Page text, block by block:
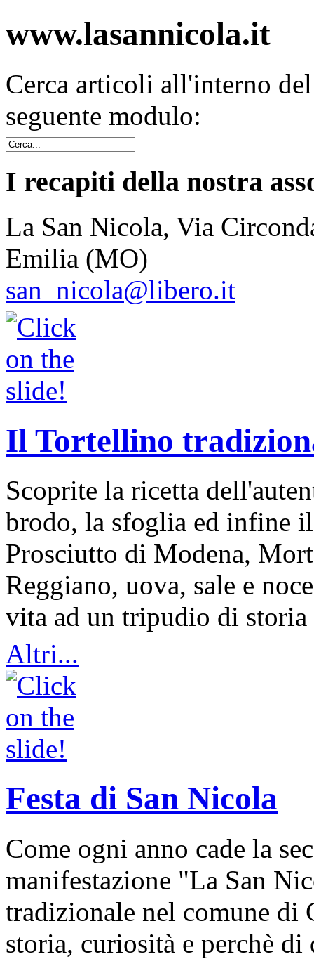
www.lasannicola.it
Cerca articoli all'interno
seguente modulo:
I recapiti della nostra
La San Nicola, Via
Emilia (MO)
san_nicola@libero.it
Il Tortellino
Scoprite la ricetta
brodo, la sfoglia ed infine
Prosciutto di Modena,
Reggiano, uova, sale e
vita ad un tripudio di storia
Altri...
Festa di San Nicola
Come ogni anno cade la
manifestazione "La San
tradizionale nel comune di
storia, curiosità e perchè